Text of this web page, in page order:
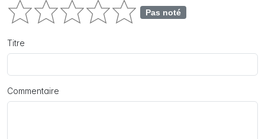
Pas noté
Titre
Commentaire